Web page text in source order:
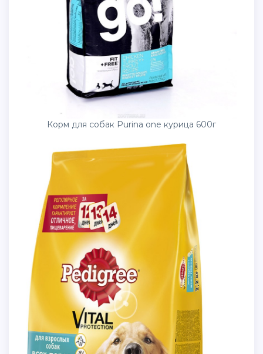
Корм для собак Purina one курица 600г